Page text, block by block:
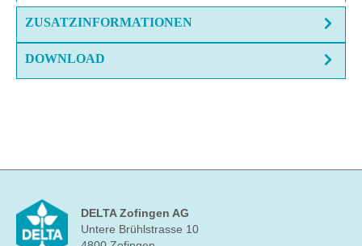
ZUSATZINFORMATIONEN
DOWNLOAD
DELTA Zofingen AG
Untere Brühlstrasse 10